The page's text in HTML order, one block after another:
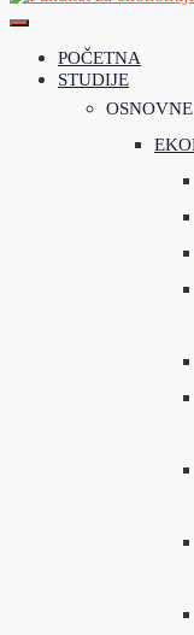
POČETNA
STUDIJE